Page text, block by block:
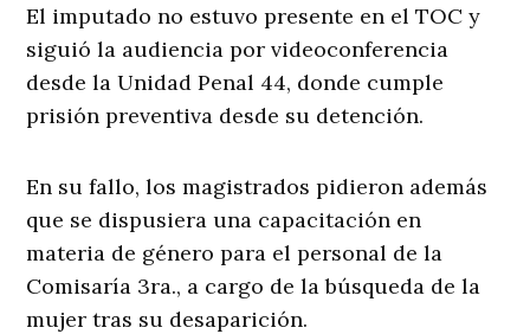
El imputado no estuvo presente en el TOC y
siguió la audiencia por videoconferencia
desde la Unidad Penal 44, donde cumple
prisión preventiva desde su detención.
En su fallo, los magistrados pidieron además
que se dispusiera una capacitación en
materia de género para el personal de la
Comisaría 3ra., a cargo de la búsqueda de la
mujer tras su desaparición.